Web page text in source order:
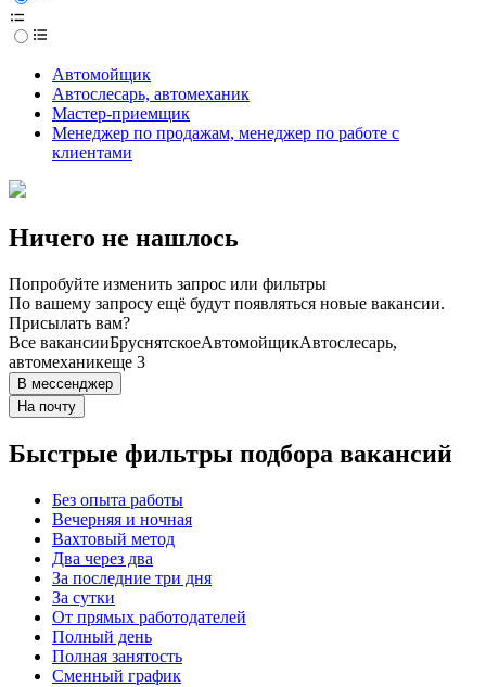
Автомойщик
Автослесарь, автомеханик
Мастер-приемщик
Менеджер по продажам, менеджер по работе с
клиентами
Ничего не нашлось
Попробуйте изменить запрос или фильтры
По вашему запросу ещё будут появляться новые вакансии.
Присылать вам?
Все вакансииБруснятскоеАвтомойщикАвтослесарь,
автомеханикеще 3
В мессенджер
На почту
Быстрые фильтры подбора вакансий
Без опыта работы
Вечерняя и ночная
Вахтовый метод
Два через два
За последние три дня
За сутки
От прямых работодателей
Полный день
Полная занятость
Сменный график